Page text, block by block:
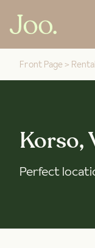
Front Page >
Korso,
Perfect